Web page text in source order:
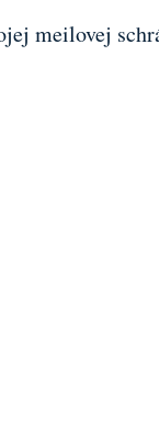
meilovej